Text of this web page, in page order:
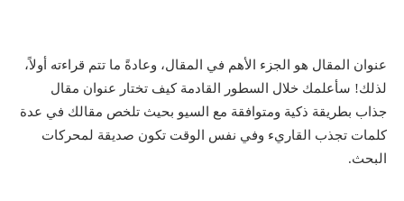
عنوان المقال هو الجزء الأهم في المقال، وعادةً ما تتم قراءته أولاً،
لذلك! سأعلمك خلال السطور القادمة كيف تختار عنوان مقال
جذاب بطريقة ذكية ومتوافقة مع السيو بحيث تلخص مقالك في عدة
كلمات تجذب القاريء وفي نفس الوقت تكون صديقة لمحركات
البحث.